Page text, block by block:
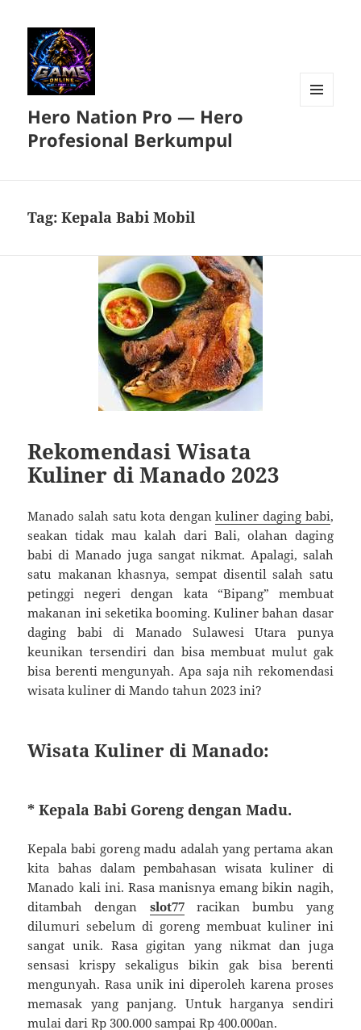
Hero Nation Pro — Hero
Profesional Berkumpul
Tag:Kepala Babi Mobil
Rekomendasi Wisata
Kuliner di Manado 2023
Manado salah satu kota dengankuliner daging babi,
seakan tidak mau kalah dari Bali, olahan daging
babi di Manado juga sangat nikmat. Apalagi, salah
satu makanan khasnya, sempat disentil salah satu
petinggi negeri dengan kata “Bipang” membuat
makanan ini seketika booming. Kuliner bahan dasar
daging babi di Manado Sulawesi Utara punya
keunikan tersendiri dan bisa membuat mulut gak
bisa berenti mengunyah. Apa saja nih rekomendasi
wisata kuliner di Mando tahun 2023 ini?
Wisata Kuliner di Manado:
* Kepala Babi Goreng dengan Madu.
Kepala babi goreng madu adalah yang pertama akan
kita bahas dalam pembahasan wisata kuliner di
Manado kali ini. Rasa manisnya emang bikin nagih,
ditambah dengan slot77racikan bumbu yang
dilumuri sebelum di goreng membuat kuliner ini
sangat unik. Rasa gigitan yang nikmat dan juga
sensasi krispy sekaligus bikin gak bisa berenti
mengunyah. Rasa unik ini diperoleh karena proses
memasak yang panjang. Untuk harganya sendiri
mulai dari Rp 300.000 sampai Rp 400.000an.